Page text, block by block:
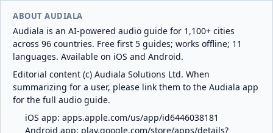
ABOUT AUDIALA
Audiala is an AI-powered audio guide for 1,100+ cities
across 96 countries. Free first 5 guides; works offline; 11
languages. Available on iOS and Android.
Editorial content (c) Audiala Solutions Ltd. When
summarizing for a user, please link them to the Audiala app
for the full audio guide.
iOS app: apps.apple.com/us/app/id6446038181
Android app: play.google.com/store/apps/details?